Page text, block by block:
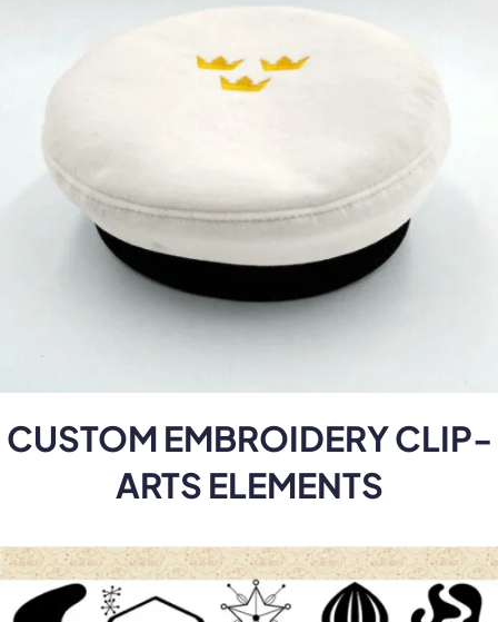
CUSTOM EMBROIDERY CLIP-
ARTS ELEMENTS